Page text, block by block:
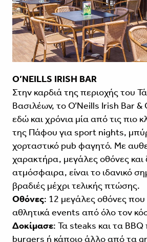
O’NEILLS IRISH BAR
Στην καρδιά της περιοχής του
Βασιλέων, το O’Neills Irish Bar &
εδώ και χρόνια μία από τις πιο
της Πάφου για sport nights,
χορταστικό pub φαγητό. Με
χαρακτήρα, μεγάλες οθόνες και
ατμόσφαιρα, είναι το ιδανικό
βραδιές μέχρι τελικής πτώσης.
Οθόνες: 12 μεγάλες οθόνες
αθλητικά events από όλο τον
Δοκίμασε: Τα steaks και τα BBQ
burgers ή κάποιο άλλο από τα